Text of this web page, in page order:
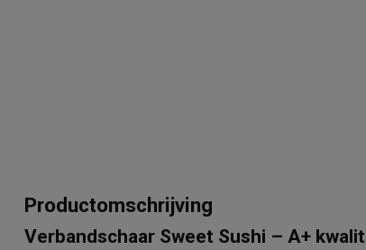
Productomschrijving
Verbandschaar Sweet Sushi – A+